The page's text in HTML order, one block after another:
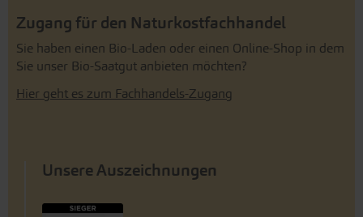
Zugang für den Naturkostfachhandel
Sie haben einen Bio-Laden oder einen Online-Shop in dem
Sie unser Bio-Saatgut anbieten möchten?
Hier geht es zum Fachhandels-Zugang
Unsere Auszeichnungen